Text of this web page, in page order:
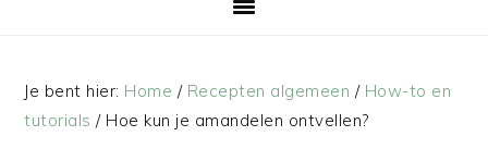
Je bent hier: Home / Recepten algemeen / How-to en
tutorials /Hoe kun je amandelen ontvellen?